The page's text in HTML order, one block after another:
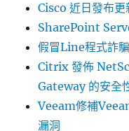
Cisco 近日發布
SharePoint
假冒Line程式詐
Citrix 發佈
Gateway 的安全
Veeam修補
漏洞